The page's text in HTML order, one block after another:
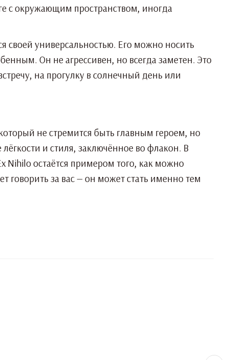
с окружающим пространством, иногда
универсальностью. Его можно носить
Он не агрессивен, но всегда заметен. Это
на прогулку в солнечный день или
не стремится быть главным героем, но
и стиля, заключённое во флакон. В
остаётся примером того, как можно
говорить за вас — он может стать именно тем